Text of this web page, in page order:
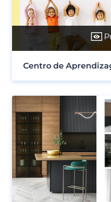
Centro de